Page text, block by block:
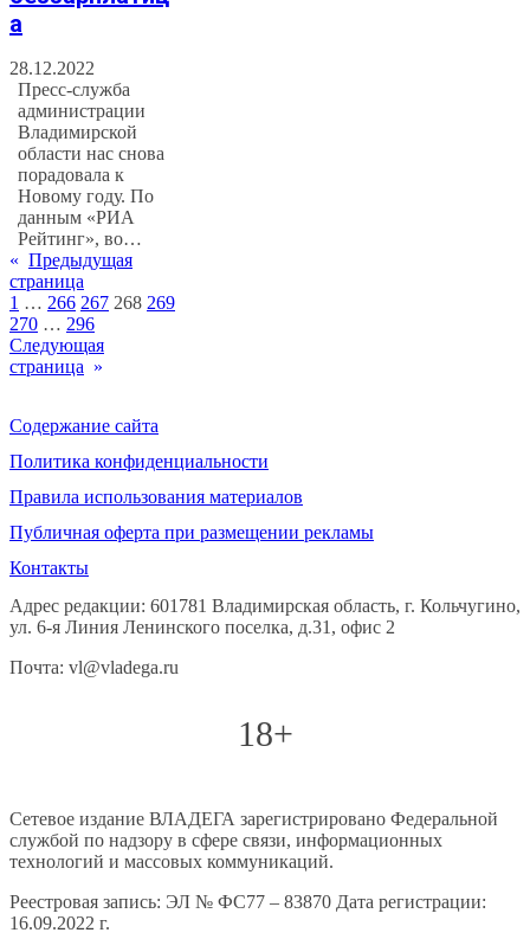
а
28.12.2022
Пресс-служба
администрации
Владимирской
области нас снова
порадовала к
Новому году. По
данным «РИА
Рейтинг», во…
« Предыдущая
страница
1 … 266 267 268 269
270 … 296
Следующая
страница »
Содержание сайта
Политика конфиденциальности
Правила использования материалов
Публичная оферта при размещении рекламы
Контакты
Адрес редакции: 601781 Владимирская область, г. Кольчугино,
ул. 6-я Линия Ленинского поселка, д.31, офис 2
Почта: vl@vladega.ru
18+
Сетевое издание ВЛАДЕГА зарегистрировано Федеральной
службой по надзору в сфере связи, информационных
технологий и массовых коммуникаций.
Реестровая запись: ЭЛ № ФС77 – 83870 Дата регистрации:
16.09.2022 г.